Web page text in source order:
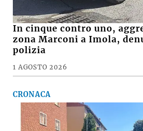
In cinque contro uno,
zona Marconi a Imola,
polizia
1 AGOSTO 2026
CRONACA